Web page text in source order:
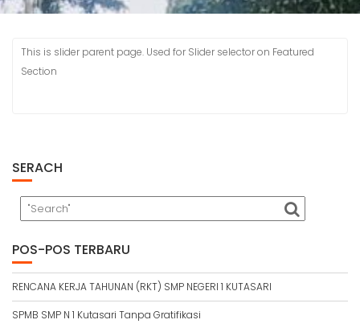
This is slider parent page. Used for Slider selector on Featured
Section
SERACH
POS-POS TERBARU
RENCANA KERJA TAHUNAN (RKT) SMP NEGERI 1 KUTASARI
SPMB SMP N 1 Kutasari Tanpa Gratifikasi